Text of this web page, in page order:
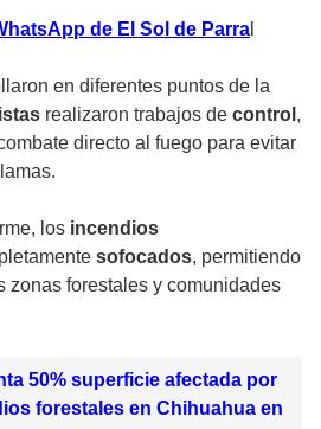
de El Sol de Parra
en diferentes puntos de la
realizaron trabajos de control ,
directo al fuego para evitar
los incendios
sofocados, permitiendo
zonas forestales y comunidades
50% superficie afectada por
forestales en Chihuahua en